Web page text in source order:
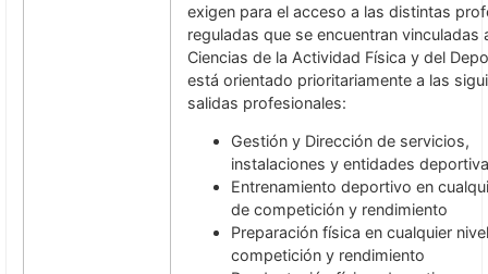
exigen para el acceso a las distintas
reguladas que se encuentran vinculadas
Ciencias de la Actividad Física y del
está orientado prioritariamente a las
salidas profesionales:
Gestión y Dirección de servicios,
instalaciones y entidades
Entrenamiento deportivo en
de competición y rendimiento
Preparación física en cualquier
competición y rendimiento